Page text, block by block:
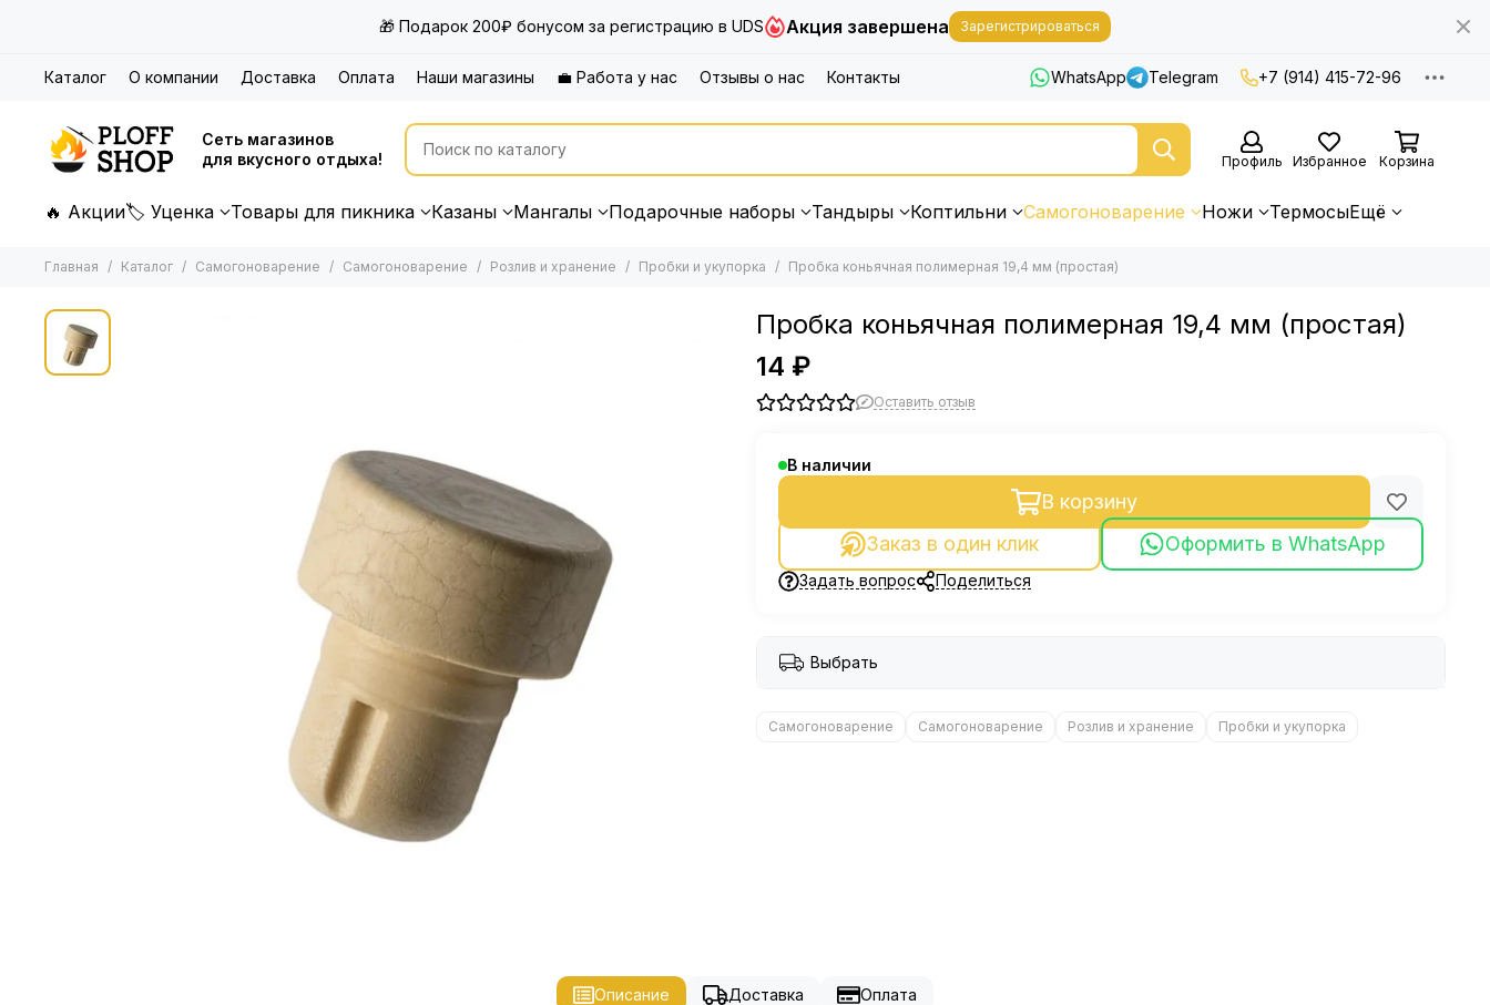
🎁 Подарок 200₽ бонусом за регистрацию в UDS Акция завершена Зарегистрироваться
Каталог О компании Доставка Оплата Наши магазины 💼 Работа у нас Отзывы о нас Контакты WhatsApp Telegram +7 (914) 415-72-96
Сеть магазинов
для вкусного отдыха!
Профиль Избранное Корзина
🔥 Акции🏷 Уценка Товары для пикника Казаны Мангалы Подарочные наборы Тандыры Коптильни Самогоноварение Ножи ТермосыЕщё
Главная Каталог Самогоноварение Самогоноварение Розлив и хранение Пробки и укупорка Пробка коньячная полимерная 19,4 мм (простая)
Пробка коньячная полимерная 19,4 мм (простая)
14 ₽
Оставить отзыв
В наличии
В корзину
Заказ в один клик
Оформить в WhatsApp
Задать вопрос Поделиться
Выбрать
Самогоноварение Самогоноварение Розлив и хранение Пробки и укупорка
Описание Доставка Оплата